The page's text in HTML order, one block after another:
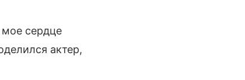
мое сердце
актер,